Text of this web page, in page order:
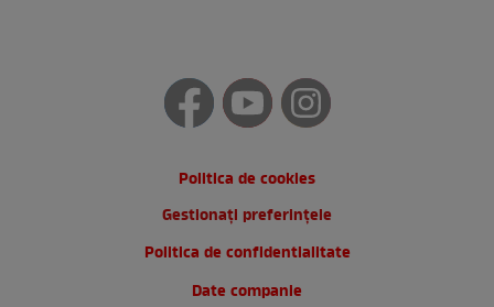
Politica de cookies
Gestionați preferințele
Politica de confidentialitate
Date companie